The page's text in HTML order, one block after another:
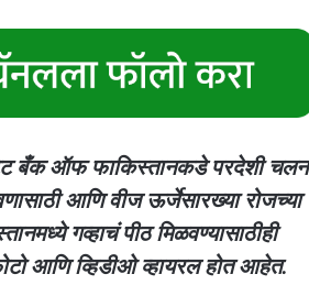
बँक ऑफ फाकिस्तानकडे परदेशी चलन
आणि वीज ऊर्जेसारख्या रोजच्या
गव्हाचं पीठ मिळवण्यासाठीही
आणि व्हिडीओ व्हायरल होत आहेत.